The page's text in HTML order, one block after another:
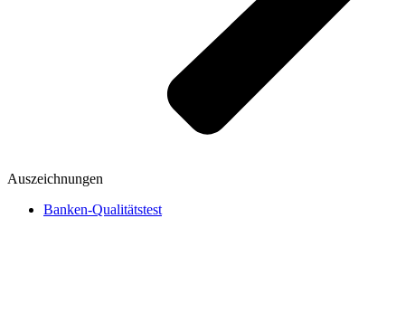
Auszeichnungen
Banken-Qualitätstest